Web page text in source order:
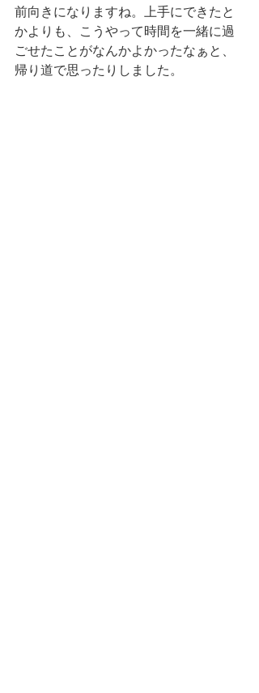
前向きになりますね。上手にできたと
かよりも、こうやって時間を一緒に過
ごせたことがなんかよかったなぁと、
帰り道で思ったりしました。